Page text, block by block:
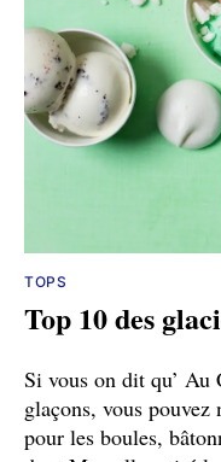
TOPS
Top 10 des
Si vous on dit qu’ Au
glaçons, vous
pour les boules,